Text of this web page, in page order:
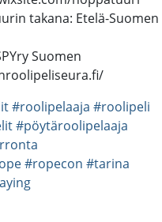
takana: Etelä-Suomen
Suomen
#roolipelaaja #roolipeli
#pöytäroolipelaaja
#ropecon #tarina